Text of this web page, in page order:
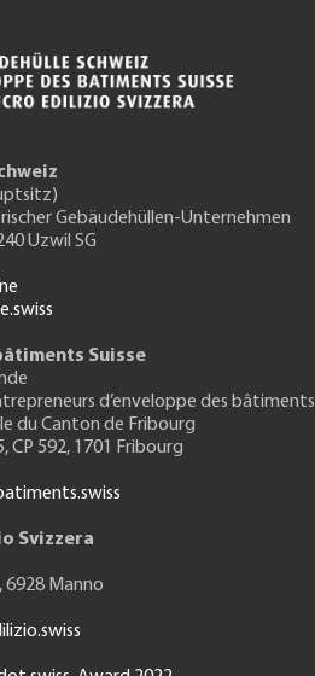
Gebäudehüllen-Unternehmen
Uzwil SG
Suisse
d’enveloppe des bâtiments
du Canton de Fribourg
, CP 592, 1701 Fribourg
Svizzera
6928 Manno